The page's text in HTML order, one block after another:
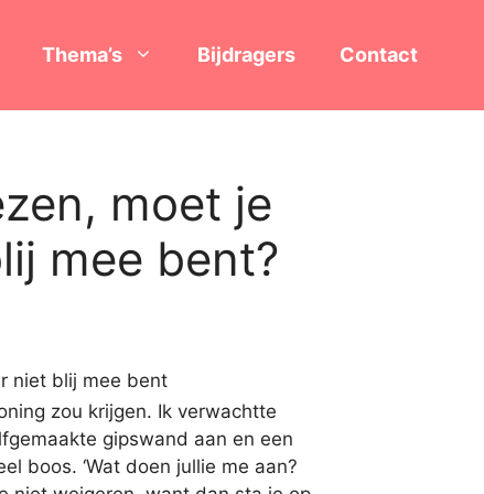
Thema’s Bijdragers Contact
moet je
mee bent?
zou krijgen. Ik verwachtte
gipswand aan en een
boos. ‘Wat doen jullie me aan?